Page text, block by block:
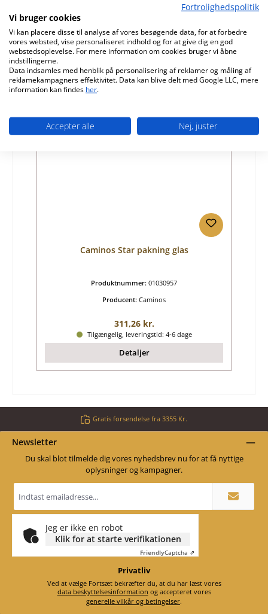
Almindelig pris:
425,41 kr.
Detaljer
Caminos Star pakning glas
Produktnummer: 01030957
Producent: Caminos
Almindelig pris:
311,26 kr.
Tilgængelig, leveringstid: 4-6 dage
Detaljer
Gratis forsendelse fra 3355 Kr.
Newsletter
Du skal blot tilmelde dig vores nyhedsbrev nu for at få nyttige
oplysninger og kampagner.
adresse
*
Jeg er ikke en robot
Klik for at starte verifikationen
FriendlyCaptcha ⇗
Privatliv
Ved at vælge Fortsæt bekræfter du, at du har læst vores
data beskyttelsesinformation
og accepteret vores
generelle vilkår og betingelser.
Fortrolighedspolitik
Vi bruger cookies
Vi kan placere disse til analyse af vores besøgende data, for at forbedre
vores websted, vise personaliseret indhold og for at give dig en god
webstedsoplevelse. For mere information om cookies bruger vi åbne
indstillingerne.
Data indsamles med henblik på personalisering af reklamer og måling af
reklamekampagners effektivitet. Data kan blive delt med Google LLC, mere
information kan findes her.
Accepter alle Nej, juster